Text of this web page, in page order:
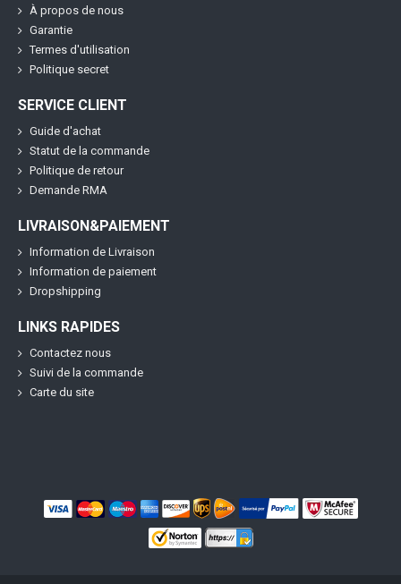
À propos de nous
Garantie
Termes d'utilisation
Politique secret
SERVICE CLIENT
Guide d'achat
Statut de la commande
Politique de retour
Demande RMA
LIVRAISON&PAIEMENT
Information de Livraison
Information de paiement
Dropshipping
LINKS RAPIDES
Contactez nous
Suivi de la commande
Carte du site